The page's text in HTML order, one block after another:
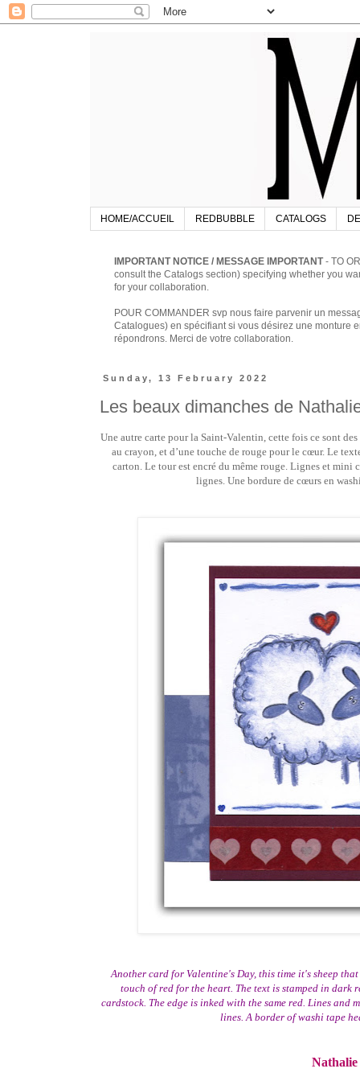
HOME/ACCUEIL REDBUBBLE CATALOGS
IMPORTANT NOTICE / MESSAGE IMPORTANT- TO
consult the Catalogs section) specifying whether you
for your collaboration.
POUR COMMANDER svp nous faire parvenir un
Catalogues) en spécifiant si vous désirez une monture
répondrons. Merci de votre collaboration.
Sunday, 13 February 2022
Les beaux dimanches de
Une autre carte pour la Saint-Valentin, cette fois ce sont
au crayon, et d’une touche de rouge pour le cœur. Le
carton. Le tour est encré du même rouge. Lignes et mini
lignes. Une bordure de cœurs en
Another card for Valentine's Day, this time it's sheep
touch of red for the heart. The text is stamped in dark
cardstock. The edge is inked with the same red. Lines
lines. A border of washi tape